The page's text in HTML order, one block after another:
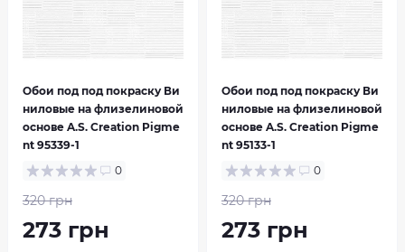
Обои под под покраску Ви
ниловые на флизелиновой
основе A.S. Creation Pigme
nt 95339-1
0
320 грн
273 грн
Обои под под покраску Ви
ниловые на флизелиновой
основе A.S. Creation Pigme
nt 95133-1
0
320 грн
273 грн